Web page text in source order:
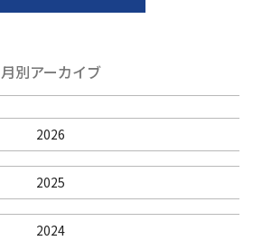
月別アーカイブ
2026
2025
2024